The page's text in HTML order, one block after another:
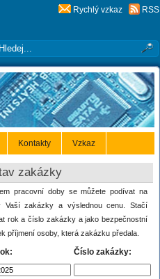
Rychlý vzkaz RSS
Kontakty Vzkaz
zakázky
pracovní doby se můžete podívat na
Vaší zakázky a výslednou cenu. Stačí
rok a číslo zakázky a jako bezpečnostní
příjmení osoby, která zakázku předala.
Číslo zakázky: